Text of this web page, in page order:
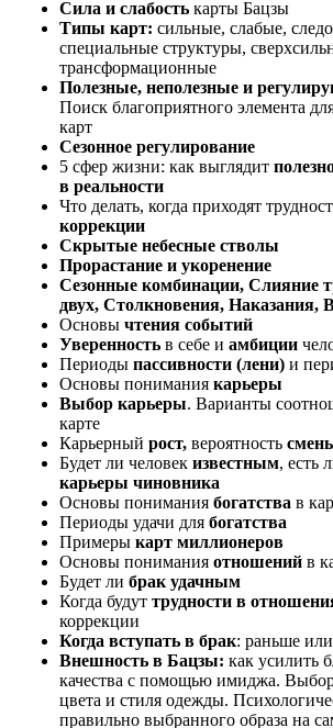
Сила и слабость карты Бацзы
Типы карт: сильные, слабые,
специальные структуры,
трансформационные
Полезные, неполезные и
Поиск благоприятного элемента
карт
Сезонное регулирование
5 сфер жизни: как выглядит
в реальности
Что делать, когда приходят
коррекции
Скрытые небесные стволы
Прорастание и укоренение
Сезонные комбинации, Слияние
двух, Столкновения, Наказания,
Основы чтения событий
Уверенность в себе и амбиции
Периоды пассивности (лени) и
Основы понимания карьеры
Выбор карьеры. Варианты
карте
Карьерный рост, вероятность
Будет ли человек известным, есть
карьеры чиновника
Основы понимания богатства в
Периоды удачи для богатства
Примеры карт миллионеров
Основы понимания отношений в
Будет ли брак удачным
Когда будут трудности в
коррекции
Когда вступать в брак: раньше
Внешность в Бацзы: как усилить
качества с помощью имиджа.
цвета и стиля одежды.
правильно выбранного образа на